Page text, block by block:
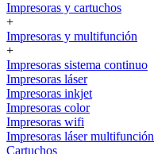
Impresoras y cartuchos
+
Impresoras y multifunción
+
Impresoras sistema continuo
Impresoras láser
Impresoras inkjet
Impresoras color
Impresoras wifi
Impresoras láser multifunción
Cartuchos